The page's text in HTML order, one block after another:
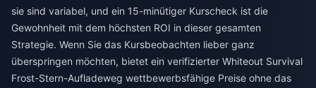
sie sind variabel, und ein 15-minütiger Kurscheck ist die
Gewohnheit mit dem höchsten ROI in dieser gesamten
Strategie. Wenn Sie das Kursbeobachten lieber ganz
überspringen möchten, bietet ein verifizierter Whiteout Survival
Frost-Stern-Aufladeweg wettbewerbsfähige Preise ohne das